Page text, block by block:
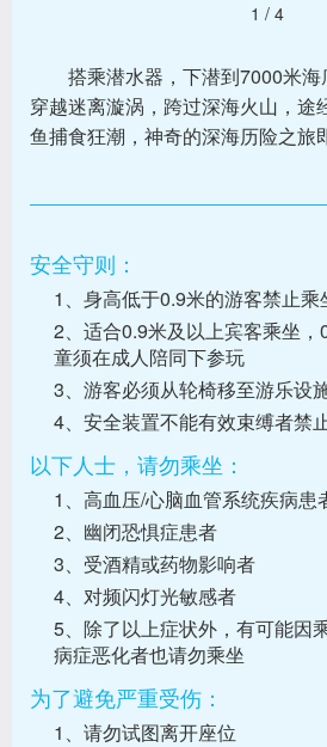
1 / 4
搭乘潜水器，下潜到7000米海
穿越迷离漩涡，跨过深海火山，途
鱼捕食狂潮，神奇的深海历险之旅
安全守则：
1、身高低于0.9米的游客禁止乘
2、适合0.9米及以上宾客乘坐
童须在成人陪同下参玩
3、游客必须从轮椅移至游乐设
4、安全装置不能有效束缚者禁
以下人士，请勿乘坐：
1、高血压/心脑血管系统疾病患
2、幽闭恐惧症患者
3、受酒精或药物影响者
4、对频闪灯光敏感者
5、除了以上症状外，有可能因
病症恶化者也请勿乘坐
为了避免严重受伤：
1、请勿试图离开座位